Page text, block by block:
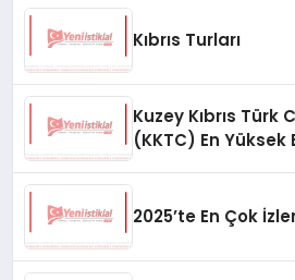
Kıbrıs Turları
Kuzey Kıbrıs Türk
(KKTC) En Yüksek
2025’te En Çok